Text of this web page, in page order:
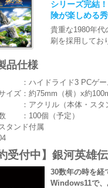
シリーズ完結
険が楽しめる
貴重な1980年
刷を採用してお
品仕様
：ハイドライド3 PCゲー
イズ：約75mm（横）x約
：アクリル（本体・スタ
：100個（予定）
タンド付属
約受付中】銀河英
30数年の時を経
Windows11で